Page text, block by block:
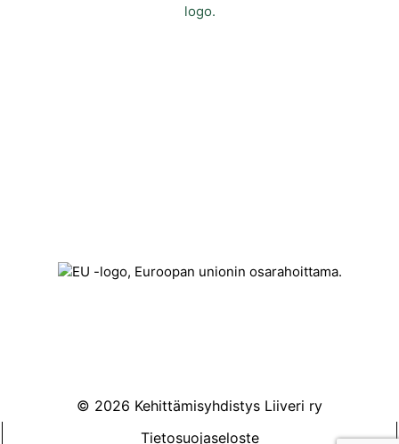
© 2026 Kehittämisyhdistys Liiveri ry
Tietosuojaseloste